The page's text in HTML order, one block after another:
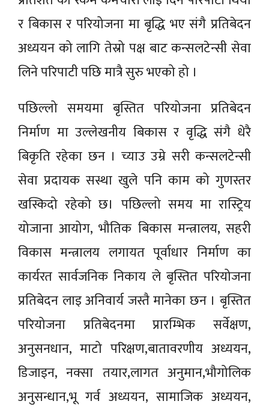
र बिकास र परियोजना मा बृद्धि भए संगै प्रतिबेदन
अध्ययन को लागि तेस्रो पक्ष बाट कन्सलटेन्सी सेवा
लिने परिपाटी पछि मात्रै सुरु भएको हो ।
पछिल्लो समयमा बृस्तित परियोजना प्रतिबेदन
निर्माण मा उल्लेखनीय बिकास र वृद्धि संगै धेरै
बिकृति रहेका छन । च्याउ उम्रे सरी कन्सलटेन्सी
सेवा प्रदायक सस्था खुले पनि काम को गुणस्तर
खस्किदो रहेको छ। पछिल्लो समय मा रास्ट्रिय
योजाना आयोग, भौतिक बिकास मन्त्रालय, सहरी
विकास मन्त्रालय लगायत पूर्वाधार निर्माण का
कार्यरत सार्वजनिक निकाय ले बृस्तित परियोजना
प्रतिबेदन लाइ अनिवार्य जस्तै मानेका छन । बृस्तित
परियोजना प्रतिबेदनमा प्रारम्भिक सर्वेक्षण,
अनुसनधान, माटो परिक्षण,बातावरणीय अध्ययन,
डिजाइन, नक्सा तयार,लागत अनुमान,भौगोलिक
अनुसन्धान,भू गर्व अध्ययन, सामाजिक अध्ययन,